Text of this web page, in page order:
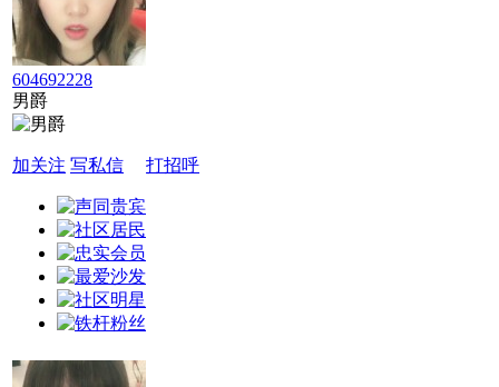
604692228
男爵
加关注 写私信 打招呼